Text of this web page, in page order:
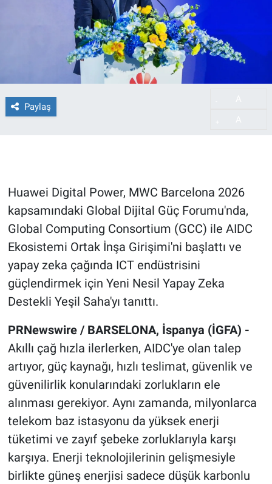
Paylaş
Huawei Digital Power, MWC Barcelona 2026
kapsamındaki Global Dijital Güç Forumu'nda,
Global Computing Consortium (GCC) ile AIDC
Ekosistemi Ortak İnşa Girişimi'ni başlattı ve
yapay zeka çağında ICT endüstrisini
güçlendirmek için Yeni Nesil Yapay Zeka
Destekli Yeşil Saha'yı tanıttı.
PRNewswire / BARSELONA, İspanya (İGFA) -
Akıllı çağ hızla ilerlerken, AIDC'ye olan talep
artıyor, güç kaynağı, hızlı teslimat, güvenlik ve
güvenilirlik konularındaki zorlukların ele
alınması gerekiyor. Aynı zamanda, milyonlarca
telekom baz istasyonu da yüksek enerji
tüketimi ve zayıf şebeke zorluklarıyla karşı
karşıya. Enerji teknolojilerinin gelişmesiyle
birlikte güneş enerjisi sadece düşük karbonlu
Haber Arşivi